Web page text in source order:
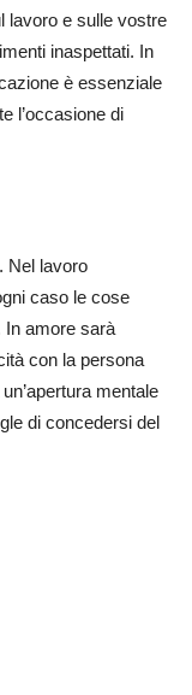
lavoro e sulle vostre
inaspettati. In
è essenziale
l’occasione di
Nel lavoro
caso le cose
In amore sarà
con la persona
mentale
di concedersi del